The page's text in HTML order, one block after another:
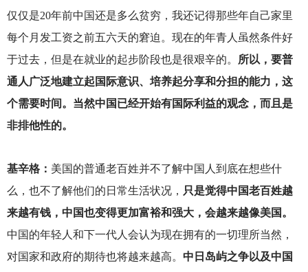
仅仅是20年前中国还是多么贫穷，我还记得那些年自己家里
每个月发工资之前五六天的窘迫。现在的年青人虽然条件好
于过去，但是在就业的起步阶段也是很艰辛的。
所以，要普
通人广泛地建立起国际意识、培养起分享和分担的能力，这
个需要时间。当然中国已经开始有国际利益的观念，而且是
非排他性的。
基辛格： 美国的普通老百姓并不了解中国人到底在想些什
么，也不了解他们的日常生活状况， 只是觉得中国老百姓越
来越有钱，中国也变得更加富裕和强大，会越来越像美国。
中国的年轻人和下一代人会认为现在拥有的一切理所当然，
对国家和政府的期待也将越来越高。 中日岛屿之争以及中国